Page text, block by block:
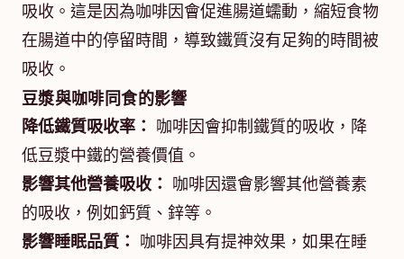
吸收。這是因為咖啡因會促進腸道蠕動，縮短食物
在腸道中的停留時間，導致鐵質沒有足夠的時間被
吸收。
豆漿與咖啡同食的影響
降低鐵質吸收率： 咖啡因會抑制鐵質的吸收，降
低豆漿中鐵的營養價值。
影響其他營養吸收： 咖啡因還會影響其他營養素
的吸收，例如鈣質、鋅等。
影響睡眠品質： 咖啡因具有提神效果，如果在睡